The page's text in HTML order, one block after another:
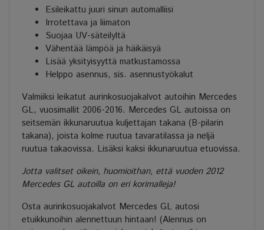
Esileikattu juuri sinun automalliisi
Irrotettava ja liimaton
Suojaa UV-säteilyltä
Vähentää lämpöä ja häikäisyä
Lisää yksityisyyttä matkustamossa
Helppo asennus, sis. asennustyökalut
Valmiiksi leikatut aurinkosuojakalvot autoihin Mercedes
GL, vuosimallit 2006-2016. Mercedes GL autoissa on
seitsemän ikkunaruutua kuljettajan takana (B-pilarin
takana), joista kolme ruutua tavaratilassa ja neljä
ruutua takaovissa. Lisäksi kaksi ikkunaruutua etuovissa.
Jotta valitset oikein, huomioithan, että vuoden 2012
Mercedes GL autoilla on eri korimalleja!
Osta aurinkosuojakalvot Mercedes GL autosi
etuikkunoihin alennettuun hintaan! (Alennus on